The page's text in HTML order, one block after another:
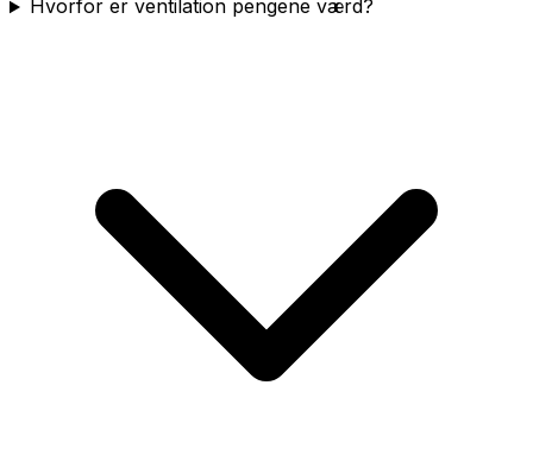
Hvorfor er ventilation pengene værd?